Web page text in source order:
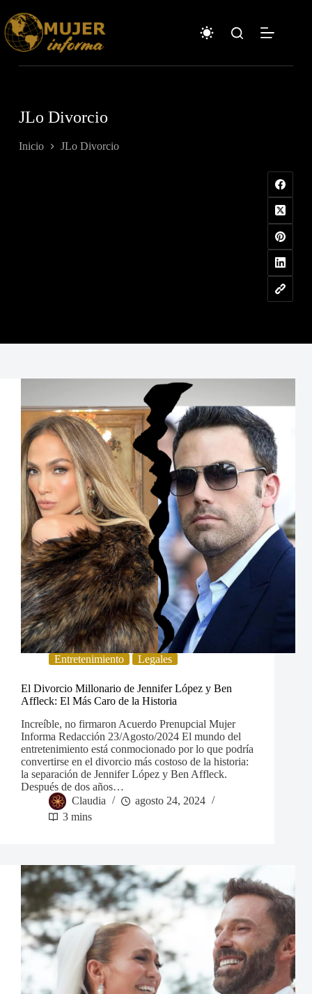
contenido
JLo Divorcio
Inicio JLo Divorcio
Entretenimiento Legales
El Divorcio Millonario de Jennifer López y Ben
Affleck: El Más Caro de la Historia
Increíble, no firmaron Acuerdo Prenupcial Mujer
Informa Redacción 23/Agosto/2024 El mundo del
entretenimiento está conmocionado por lo que podría
convertirse en el divorcio más costoso de la historia:
la separación de Jennifer López y Ben Affleck.
Después de dos años…
Claudia
agosto 24, 2024
3 mins